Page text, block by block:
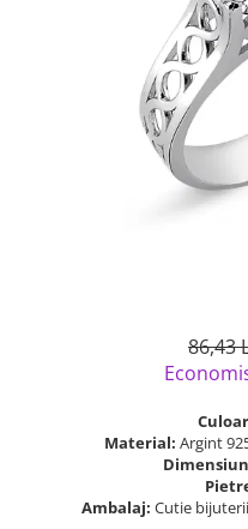
Bijuterii argint placat cu aur
Bijuterii argint cu diverse
Bijuterii argint cu murano
Bijuterii gotice si rock
Bijuterii Handmade
Bijuterii fantezie
Casete si cutii de bijuterii
86,43
Material: Argint
Ambalaj: Cutie